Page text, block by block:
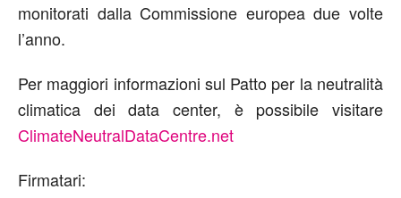
monitorati dalla Commissione europea due volte
l’anno.
Per maggiori informazioni sul Patto per la neutralità
climatica dei data center, è possibile visitare
ClimateNeutralDataCentre.net
Firmatari: